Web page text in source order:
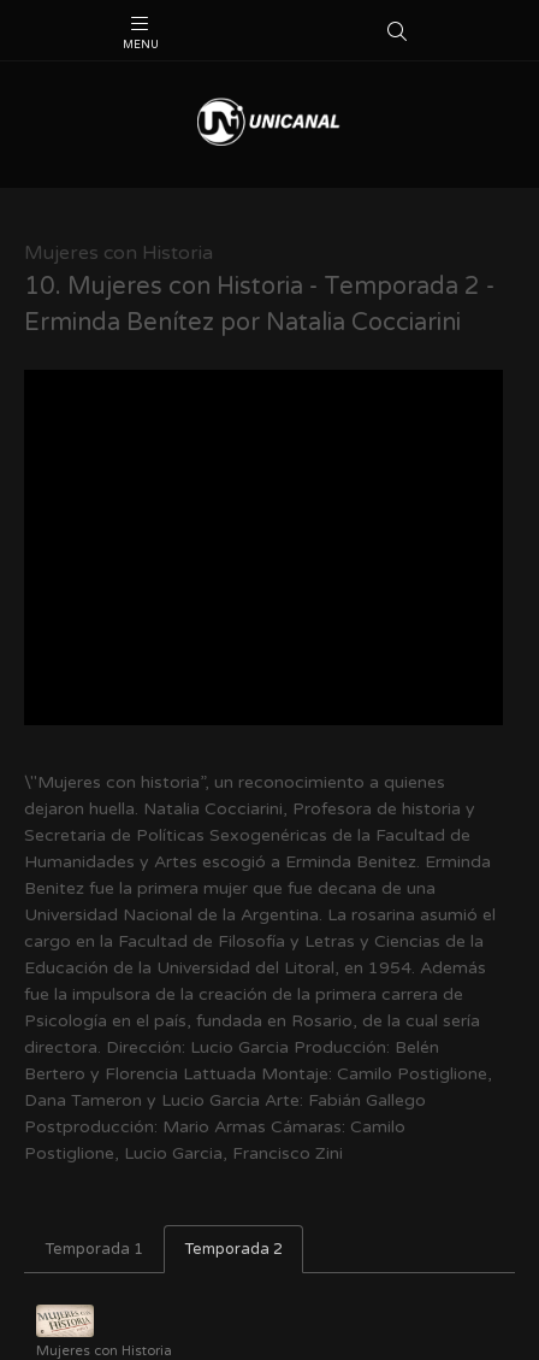
Mujeres con Historia
10. Mujeres con Historia - Temporada 2 -
Erminda Benítez por Natalia Cocciarini
\"Mujeres con historia”, un reconocimiento a quienes
dejaron huella. Natalia Cocciarini, Profesora de historia y
Secretaria de Políticas Sexogenéricas de la Facultad de
Humanidades y Artes escogió a Erminda Benitez. Erminda
Benitez fue la primera mujer que fue decana de una
Universidad Nacional de la Argentina. La rosarina asumió el
cargo en la Facultad de Filosofía y Letras y Ciencias de la
Educación de la Universidad del Litoral, en 1954. Además
fue la impulsora de la creación de la primera carrera de
Psicología en el país, fundada en Rosario, de la cual sería
directora. Dirección: Lucio Garcia Producción: Belén
Bertero y Florencia Lattuada Montaje: Camilo Postiglione,
Dana Tameron y Lucio Garcia Arte: Fabián Gallego
Postproducción: Mario Armas Cámaras: Camilo
Postiglione, Lucio Garcia, Francisco Zini
Temporada 1 Temporada 2
Mujeres con Historia